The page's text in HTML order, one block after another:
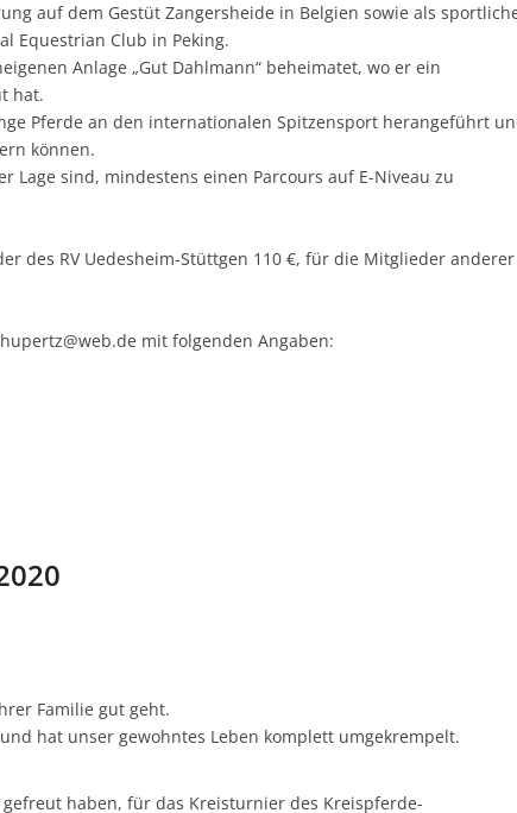
auf dem Gestüt Zangersheide in Belgien sowie als
Equestrian Club in Peking.
Anlage „Gut Dahlmann“ beheimatet, wo er ein
hat.
Pferde an den internationalen Spitzensport herangeführt
können.
Lage sind, mindestens einen Parcours auf E-Niveau zu
des RV Uedesheim-Stüttgen 110 €, für die Mitglieder anderer
mit folgenden Angaben:
Familie gut geht.
hat unser gewohntes Leben komplett umgekrempelt.
haben, für das Kreisturnier des Kreispferde-